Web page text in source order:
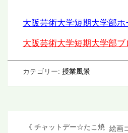
大阪芸術大学短期大学部
大阪芸術大学短期大学部
カテゴリー: 授業風景
《 チャットデー☆たこ焼 絵画